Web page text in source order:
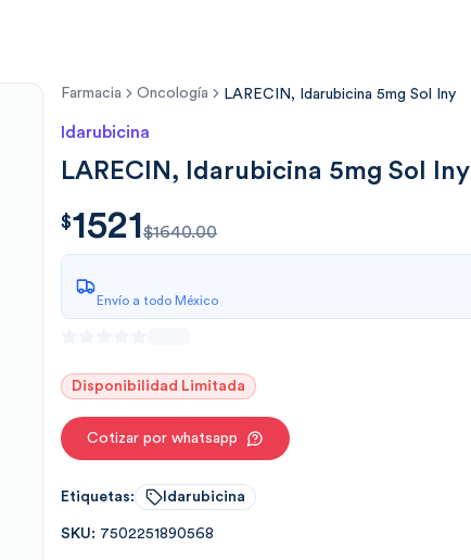
Farmacia Oncología LARECIN, Idarubicina 5mg Sol Iny
Idarubicina
LARECIN, Idarubicina 5mg Sol Iny
$1521.00
$1521$1640.00
Envío a todo México
Disponibilidad Limitada
Cotizar por whatsapp
Etiquetas: Idarubicina
SKU: 7502251890568